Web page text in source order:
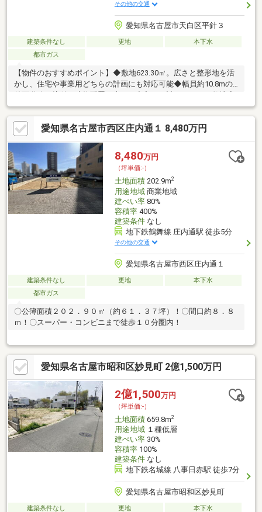
その他の交通
愛知県名古屋市天白区平針３
建築条件なし 更地
本下水
都市ガス
【物件のおすすめポイント】◆敷地623.30㎡。広さと整形地を活
かし、住宅や事業用どちらの計画にも対応可能◆幅員約10.8mの
容積率200％対応で、多層階建築や店舗併用住宅、事業用建物な
ど幅広く対応！【周辺環境のおすすめポイント】■ピアゴ平針
店・・・・・・・徒歩５分（約３３０ｍ）■セブンイレブン名古
屋平針三丁目店・・・・徒歩６分（約４１０ｍ）■名古屋記念病
院・・・・・・徒歩２分（約１５０ｍ）■平針小学
校・・・・・・徒歩６分（約４６０ ｍ）ご案内随時受付中！お気
軽にお問い合わせください。
愛知県名古屋市西区庄内通１ 8,480万円
8,480万円
（坪単価:-）
土地面積202.9m2
用途地域商業地域
建ぺい率80%
容積率400%
建築条件なし
地下鉄鶴舞線 庄内通駅 徒歩5分
その他の交通
愛知県名古屋市西区庄内通１
建築条件なし 更地
本下水
都市ガス
〇公簿面積２０２．９０㎡（約６１．３７坪）！〇間口約８．８
ｍ！〇スーパー・コンビニまで徒歩１０分圏内！
愛知県名古屋市昭和区妙見町 2億1,500万円
2億1,500万円
（坪単価:-）
土地面積659.8m2
用途地域１種低層
建ぺい率30%
容積率100%
建築条件なし
地下鉄名城線 八事日赤駅 徒歩7分
愛知県名古屋市昭和区妙見町
建築条件なし 更地 本下水